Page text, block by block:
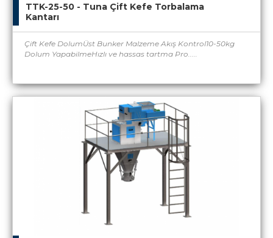
TTK-25-50 - Tuna Çift Kefe Torbalama
Kantarı
Çift Kefe DolumÜst Bunker Malzeme Akış Kontrol10-50kg
Dolum YapabilmeHızlı ve hassas tartma Pro.....